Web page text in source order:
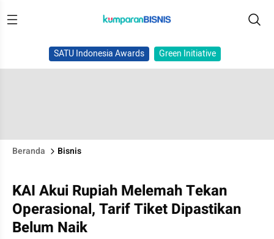
SATU Indonesia Awards Green Initiative
Beranda Bisnis
KAI Akui Rupiah Melemah Tekan
Operasional, Tarif Tiket Dipastikan
Belum Naik